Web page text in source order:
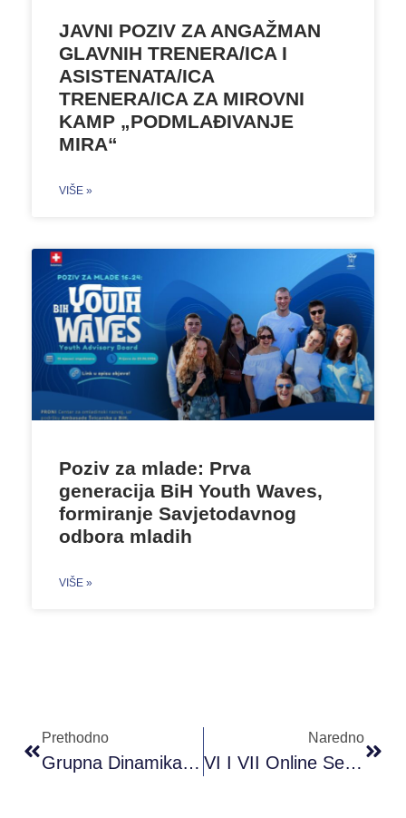
JAVNI POZIV ZA ANGAŽMAN
GLAVNIH TRENERA/ICA I
ASISTENATA/ICA
TRENERA/ICA ZA MIROVNI
KAMP „PODMLAĐIVANJE
MIRA“
VIŠE »
Poziv za mlade: Prva
generacija BiH Youth Waves,
formiranje Savjetodavnog
odbora mladih
VIŠE »
Prethodno
Grupna Dinamika – Aida Pašić
Naredno
VI I VII Online Sesija Obuke ‘Vještine Zapošljivosti’